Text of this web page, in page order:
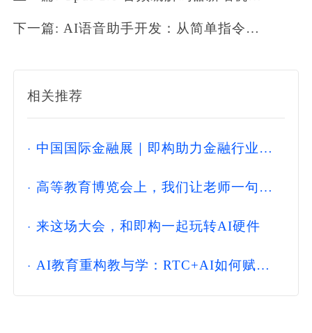
下一篇: AI语音助手开发：从简单指令到智能对话
相关推荐
· 中国国际金融展｜即构助力金融行业构
· 高等教育博览会上，我们让老师一句话
· 来这场大会，和即构一起玩转AI硬件
· AI教育重构教与学：RTC+AI如何赋能